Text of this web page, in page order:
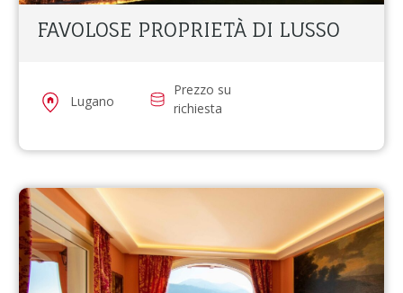
FAVOLOSE PROPRIETÀ DI LUSSO
Lugano
Prezzo su
richiesta